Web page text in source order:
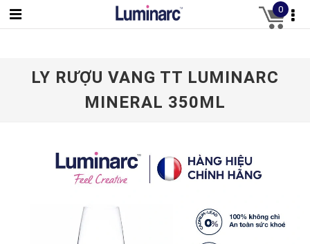
0
LY RƯỢU VANG TT LUMINARC
MINERAL 350ML